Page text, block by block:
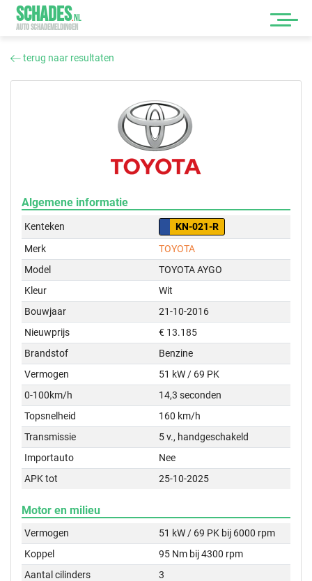
SCHADES.NL
AUTO SCHADEMELDINGEN
terug naar resultaten
Algemene informatie
Kenteken
KN-021-R
Merk
TOYOTA
Model
TOYOTA AYGO
Kleur
Wit
Bouwjaar
21-10-2016
Nieuwprijs
€ 13.185
Brandstof
Benzine
Vermogen
51 kW / 69 PK
0-100km/h
14,3 seconden
Topsnelheid
160 km/h
Transmissie
5 v., handgeschakeld
Importauto
Nee
APK tot
25-10-2025
Motor en milieu
Vermogen
51 kW / 69 PK bij 6000 rpm
Koppel
95 Nm bij 4300 rpm
Aantal cilinders
3